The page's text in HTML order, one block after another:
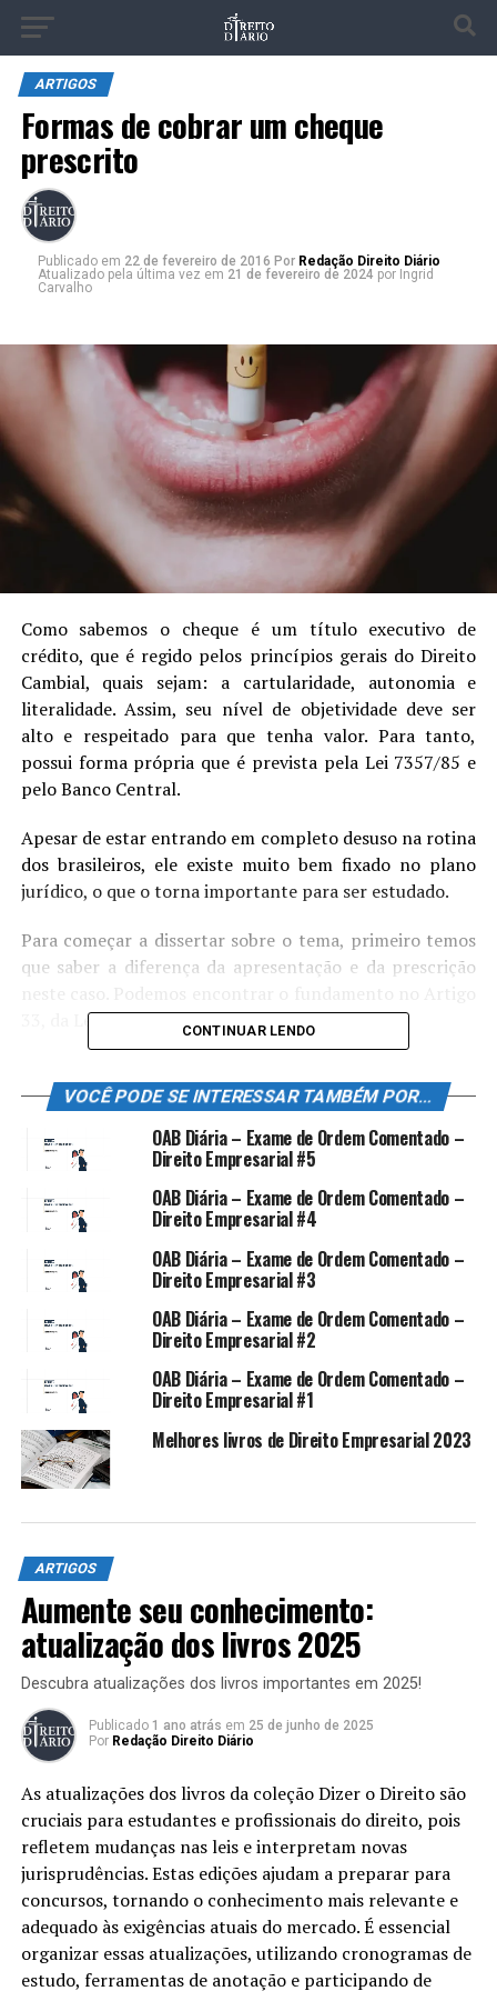
ARTIGOS
Formas de cobrar um cheque
prescrito
Publicado em 22 de fevereiro de 2016 Por Redação Direito Diário
Atualizado pela última vez em 21 de fevereiro de 2024 por Ingrid
Carvalho
Como sabemos o cheque é um título executivo de
crédito, que é regido pelos princípios gerais do Direito
Cambial, quais sejam: a cartularidade, autonomia e
literalidade. Assim, seu nível de objetividade deve ser
alto e respeitado para que tenha valor. Para tanto,
possui forma própria que é prevista pela Lei 7357/85 e
pelo Banco Central.
Apesar de estar entrando em completo desuso na rotina
dos brasileiros, ele existe muito bem fixado no plano
jurídico, o que o torna importante para ser estudado.
Para começar a dissertar sobre o tema, primeiro temos
que saber a diferença da apresentação e da prescrição
33, da Lei do Cheque:
Art .33. O cheque deve ser
apresentado para
pagamento, a contar do dia
da emissão, no prazo de 30
(trinta) dias, quando
emitido no lugar onde
houver de ser pago; e de
60 (sessenta) dias, quando
emitido em outro lugar do
País ou no exterior.
Parágrafo único – Quando o
cheque é emitido entre
lugares com calendários
diferentes, considera-se
como de emissão o dia
correspondente do
calendário do lugar de
pagamento. (BRASIL, 1985,
online)
Ao ler o dispositivo acima, concluímos que, em regra, o
cheque deve ser apresentado para pagamento dentro de
30 (trinta) dias, ou 60 (sessenta) dias, se for o caso. Após
esse lapso temporal, inicia-se o prazo prescricional de 6
(seis) meses para executar o devedor (emitente,
endossantes e avalistas).
CONTINUAR LENDO
VOCÊ PODE SE INTERESSAR TAMBÉM POR...
OAB Diária – Exame de Ordem Comentado –
Direito Empresarial #5
OAB Diária – Exame de Ordem Comentado –
Direito Empresarial #4
OAB Diária – Exame de Ordem Comentado –
Direito Empresarial #3
OAB Diária – Exame de Ordem Comentado –
Direito Empresarial #2
OAB Diária – Exame de Ordem Comentado –
Direito Empresarial #1
Melhores livros de Direito Empresarial 2023
ARTIGOS
Aumente seu conhecimento:
atualização dos livros 2025
Descubra atualizações dos livros importantes em 2025!
Publicado 1 ano atrás em 25 de junho de 2025
Por Redação Direito Diário
As atualizações dos livros da coleção Dizer o Direito são
cruciais para estudantes e profissionais do direito, pois
refletem mudanças nas leis e interpretam novas
jurisprudências. Estas edições ajudam a preparar para
concursos, tornando o conhecimento mais relevante e
adequado às exigências atuais do mercado. É essencial
organizar essas atualizações, utilizando cronogramas de
estudo, ferramentas de anotação e participando de